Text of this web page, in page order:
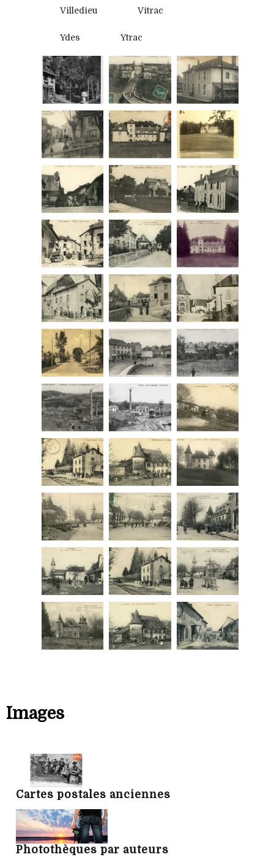
Villedieu Vitrac
Ydes Ytrac
Images
Cartes postales anciennes
Photothèques par auteurs